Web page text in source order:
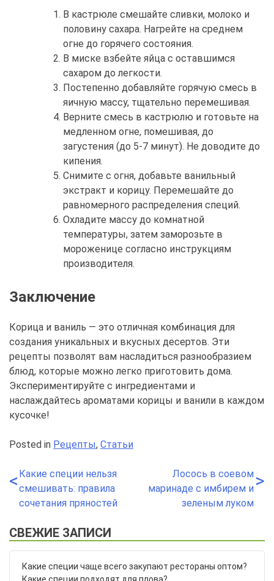
В кастрюле смешайте сливки, молоко и
половину сахара. Нагрейте на среднем
огне до горячего состояния.
В миске взбейте яйца с оставшимся
сахаром до легкости.
Постепенно добавляйте горячую смесь в
яичную массу, тщательно перемешивая.
Верните смесь в кастрюлю и готовьте на
медленном огне, помешивая, до
загустения (до 5-7 минут). Не доводите до
кипения.
Снимите с огня, добавьте ванильный
экстракт и корицу. Перемешайте до
равномерного распределения специй.
Охладите массу до комнатной
температуры, затем заморозьте в
мороженице согласно инструкциям
производителя.
Заключение
Корица и ваниль — это отличная комбинация для
создания уникальных и вкусных десертов. Эти
рецепты позволят вам насладиться разнообразием
блюд, которые можно легко приготовить дома.
Экспериментируйте с ингредиентами и
наслаждайтесь ароматами корицы и ванили в каждом
кусочке!
Posted in Рецепты, Статьи
Навигация
по
< Какие специи нельзя
смешивать: правила
сочетания пряностей
Лосось в соевом
маринаде с имбирем и
зеленым луком
>
СВЕЖИЕ ЗАПИСИ
Какие специи чаще всего закупают рестораны оптом?